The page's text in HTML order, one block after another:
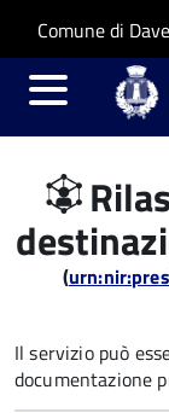
Salta al
Skip to
Comune di
(
Il servizio può
documentazione